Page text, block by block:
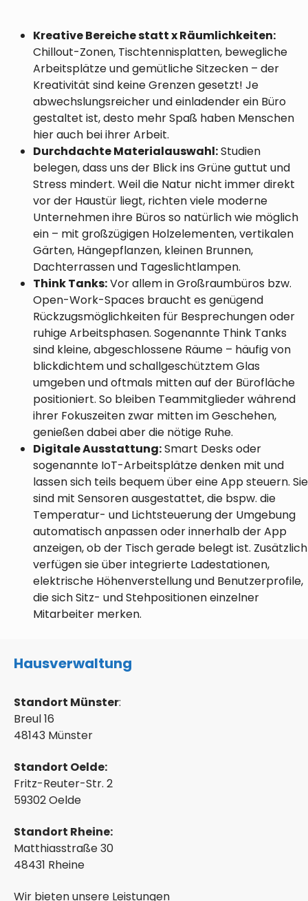
Kreative Bereiche statt x Räumlichkeiten:
Chillout-Zonen, Tischtennisplatten, bewegliche
Arbeitsplätze und gemütliche Sitzecken – der
Kreativität sind keine Grenzen gesetzt! Je
abwechslungsreicher und einladender ein Büro
gestaltet ist, desto mehr Spaß haben Menschen
hier auch bei ihrer Arbeit.
Durchdachte Materialauswahl:Studien
belegen, dass uns der Blick ins Grüne guttut und
Stress mindert. Weil die Natur nicht immer direkt
vor der Haustür liegt, richten viele moderne
Unternehmen ihre Büros so natürlich wie möglich
ein – mit großzügigen Holzelementen, vertikalen
Gärten, Hängepflanzen, kleinen Brunnen,
Dachterrassen und Tageslichtlampen.
Think Tanks:Vor allem in Großraumbüros bzw.
Open-Work-Spaces braucht es genügend
Rückzugsmöglichkeiten für Besprechungen oder
ruhige Arbeitsphasen. Sogenannte Think Tanks
sind kleine, abgeschlossene Räume – häufig von
blickdichtem und schallgeschütztem Glas
umgeben und oftmals mitten auf der Bürofläche
positioniert. So bleiben Teammitglieder während
ihrer Fokuszeiten zwar mitten im Geschehen,
genießen dabei aber die nötige Ruhe.
Digitale Ausstattung:Smart Desks oder
sogenannte IoT-Arbeitsplätze denken mit und
lassen sich teils bequem über eine App steuern. Sie
sind mit Sensoren ausgestattet, die bspw. die
Temperatur- und Lichtsteuerung der Umgebung
automatisch anpassen oder innerhalb der App
anzeigen, ob der Tisch gerade belegt ist. Zusätzlich
verfügen sie über integrierte Ladestationen,
elektrische Höhenverstellung und Benutzerprofile,
die sich Sitz- und Stehpositionen einzelner
Mitarbeiter merken.
Hausverwaltung
Standort Münster:
Breul 16
48143 Münster
Standort Oelde:
Fritz-Reuter-Str. 2
59302 Oelde
Standort Rheine:
Matthiasstraße 30
48431 Rheine
Wir bieten unsere Leistungen